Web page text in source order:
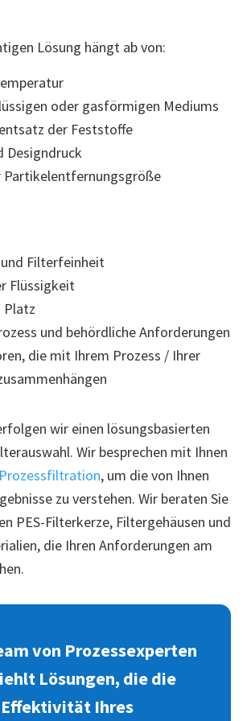
Lösung hängt ab von:
oder gasförmigen Mediums
der Feststoffe
Designdruck
Partikelentfernungsgröße
Filterfeinheit
Flüssigkeit
Platz
und behördliche Anforderungen
die mit Ihrem Prozess / Ihrer
wir einen lösungsbasierten
Wir besprechen mit Ihnen
Prozessfiltration, um die von Ihnen
zu verstehen. Wir beraten Sie
PES-Filterkerze, Filtergehäusen und
die Ihren Anforderungen am
von Prozessexperten
Lösungen, die die
Effektivität Ihres